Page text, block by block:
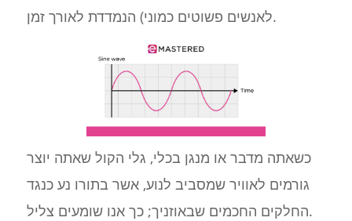
לאנשים פשוטים כמוני) הנמדדת לאורך זמן.
כשאתה מדבר או מנגן בכלי, גלי הקול שאתה יוצר
גורמים לאוויר שמסביב לנוע, אשר בתורו נע כנגד
החלקים החכמים שבאוזניך; כך אנו שומעים צליל.